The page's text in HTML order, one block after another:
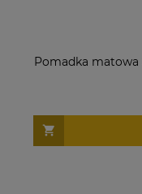
Pomadka matowa